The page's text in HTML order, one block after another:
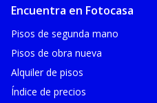
Encuentra en Fotocasa
Pisos de segunda mano
Pisos de obra nueva
Alquiler de pisos
Índice de precios